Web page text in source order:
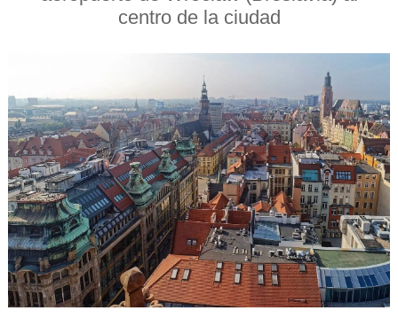
centro de la ciudad